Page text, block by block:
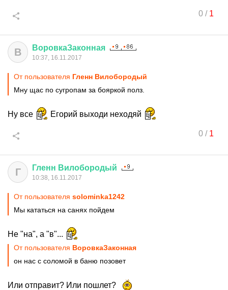
0/ 1
В ВоровкаЗаконная
10:37, 16.11.2017
От пользователя Гленн Вилобородый
Мну щас по сугропам за бояркой полз.
Ну все Егорий выходи неходяй
0/ 1
Г Гленн Вилобородый
10:38, 16.11.2017
От пользователя solominka1242
Мы кататься на санях пойдем
Не "на", а "в"...
От пользователя ВоровкаЗаконная
он нас с соломой в баню позовет
Или отправит? Или пошлет?